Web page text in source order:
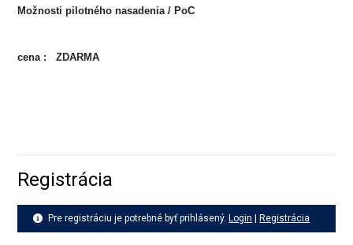
Možnosti pilotného nasadenia / PoC
cena : ZDARMA
Registrácia
Pre registráciu je potrebné byť prihlásený. Login Registrácia